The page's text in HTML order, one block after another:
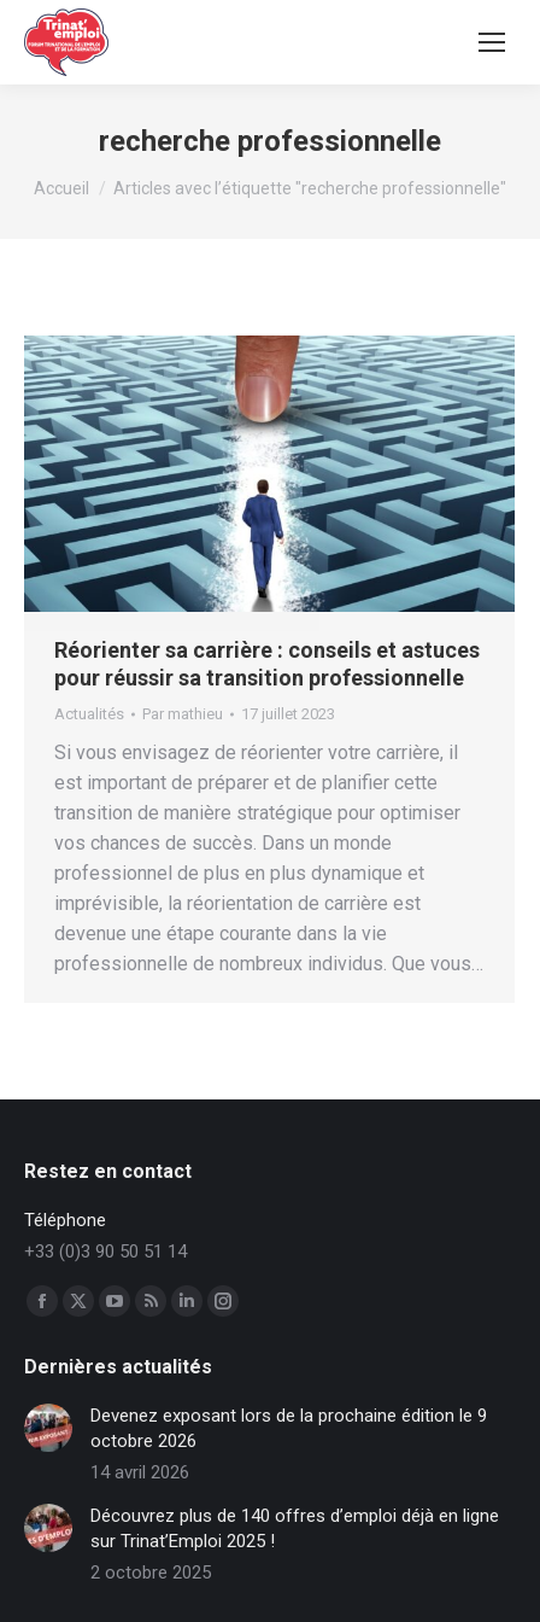
recherche professionnelle
Vous êtes ici :
Accueil Articles avec l’étiquette "recherche professionnelle"
Réorienter sa carrière : conseils et astuces
pour réussir sa transition professionnelle
Actualités Par mathieu 17 juillet 2023
Si vous envisagez de réorienter votre carrière, il
est important de préparer et de planifier cette
transition de manière stratégique pour optimiser
vos chances de succès. Dans un monde
professionnel de plus en plus dynamique et
imprévisible, la réorientation de carrière est
devenue une étape courante dans la vie
professionnelle de nombreux individus. Que vous…
Restez en contact
Téléphone
+33 (0)3 90 50 51 14
Trouvez nous sur :
Facebook
opens
in
new
window
X
opens
new
window
opens
in
new
window
opens
in
new
window
LinkedIn
opens
in
new
window
Instagram
in
Dernières actualités
Devenez exposant lors de la prochaine édition le 9
octobre 2026
14 avril 2026
Découvrez plus de 140 offres d’emploi déjà en ligne
sur Trinat’Emploi 2025 !
2 octobre 2025